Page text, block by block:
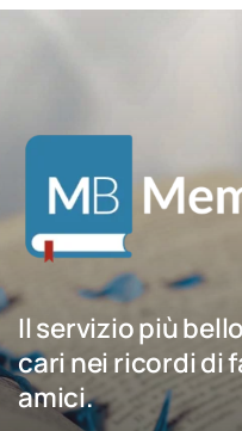
Il servizio più
cari nei ricordi di
amici.